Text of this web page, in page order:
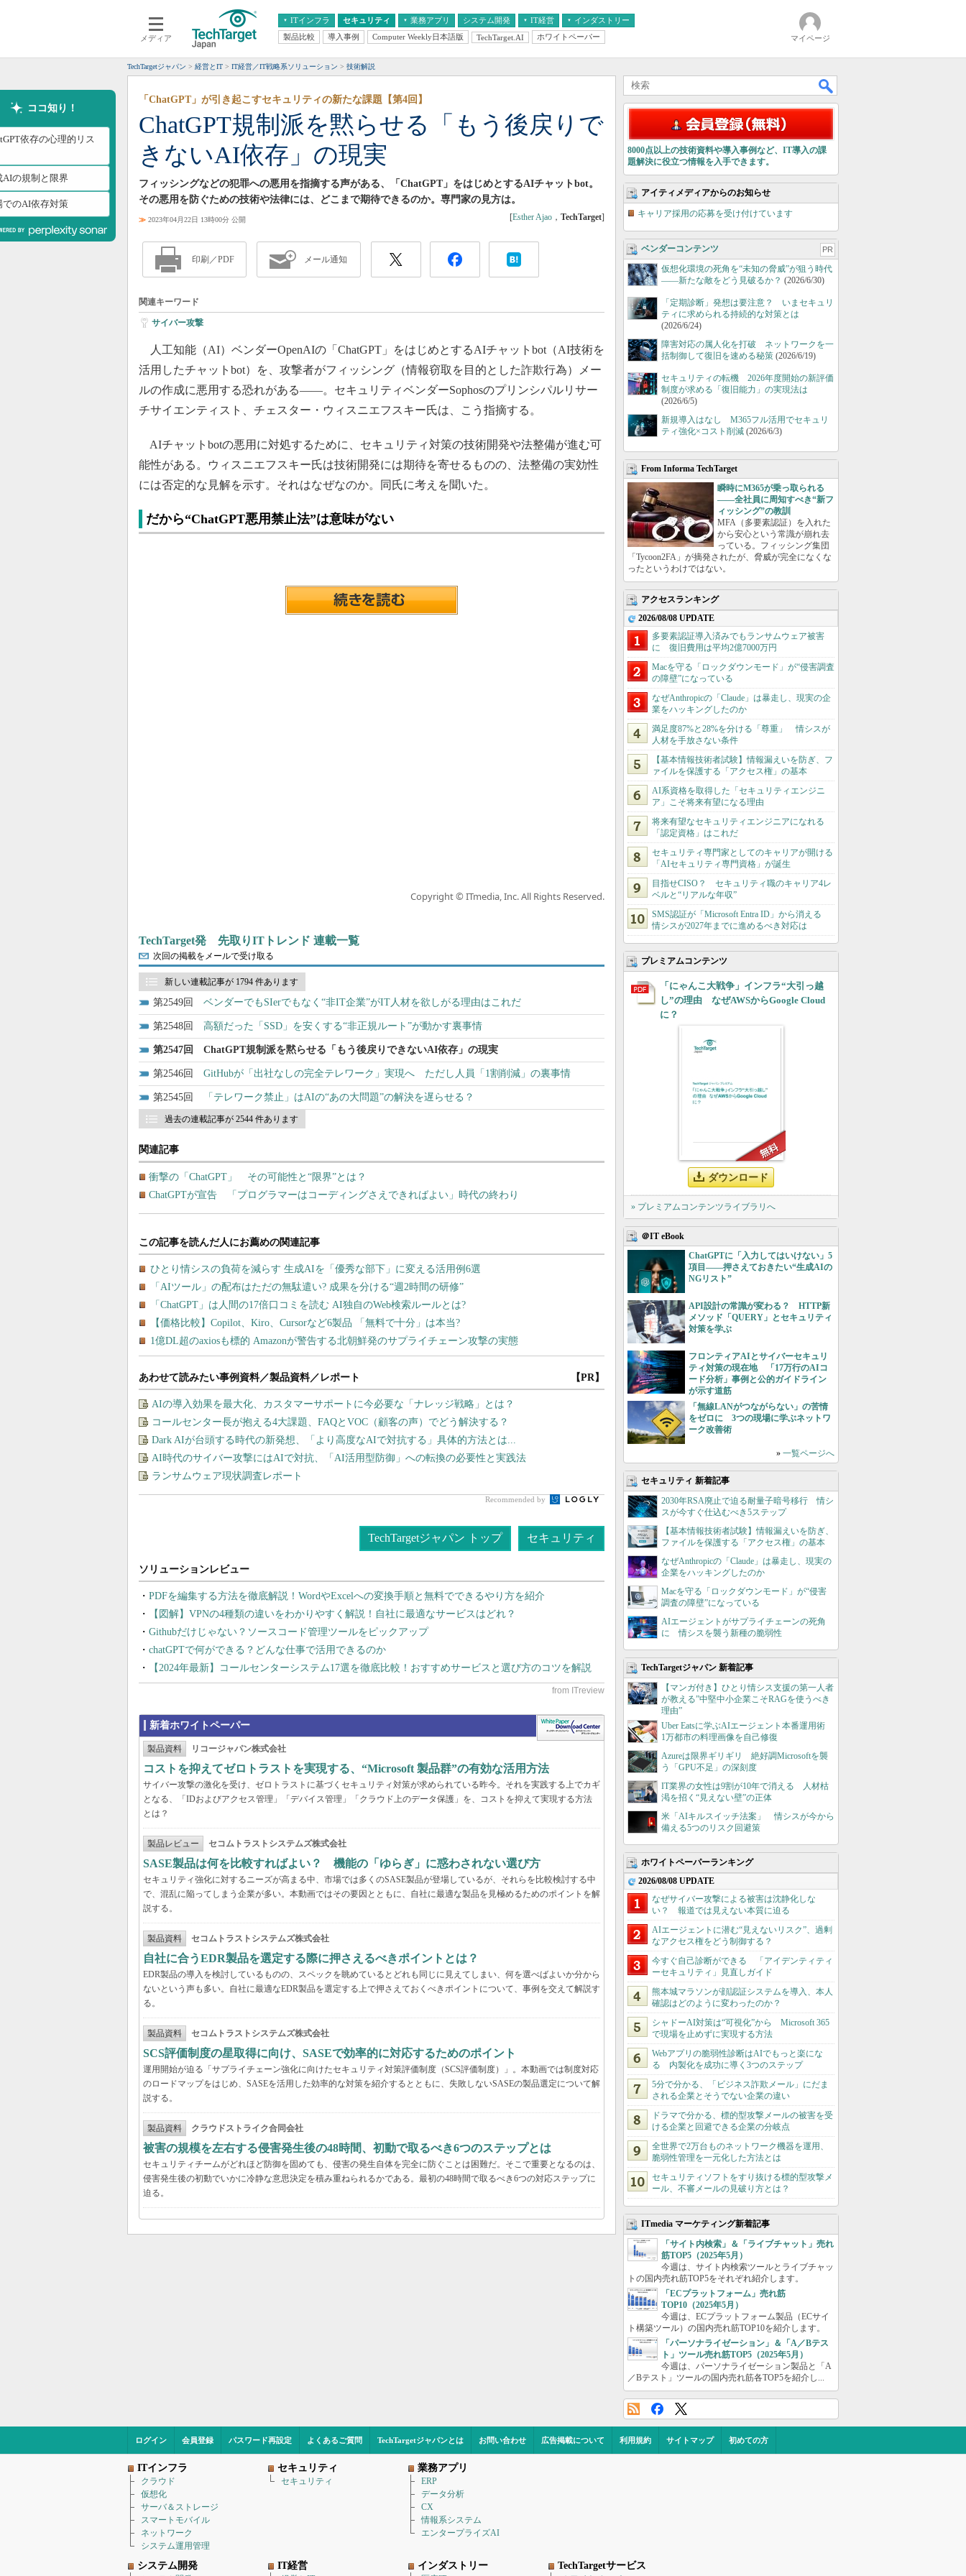
メディア
ITインフラ
クラウド
スマートモバイル
ネットワーク
システム運用管理
セキュリティ 業務アプリ
エンタープライズAI
ERP
CX
情報系システム
システム開発 IT経営
経営とIT
インダストリー
医療IT
製品比較 導入事例 Computer Weekly日本語版 TechTarget.AI ホワイトペーパー マイページ
TechTargetジャパン 経営とIT IT経営／IT戦略系ソリューション 技術解説
ココ知り！
依存の心理的リス
AIの規制と限界
でのAI依存対策
ChatGPT規制派を黙らせる「もう後戻りで
きないAI依存」の現実
「ChatGPT」が引き起こすセキュリティの新たな課題【第4回】
フィッシングなどの犯罪への悪用を指摘する声がある、「ChatGPT」をはじめとするAIチャットbot。
その悪用を防ぐための技術や法律には、どこまで期待できるのか。専門家の見方は。
≫ 2023年04月22日 13時00分 公開 [Esther Ajao ， TechTarget]
印刷／PDF メール通知
関連キーワード
サイバー攻撃
人工知能（AI）ベンダーOpenAIの「ChatGPT」をはじめとするAIチャットbot（AI技術を
活用したチャットbot）を、攻撃者がフィッシング（情報窃取を目的とした詐欺行為）メー
ルの作成に悪用する恐れがある――。セキュリティベンダーSophosのプリンシパルリサー
チサイエンティスト、チェスター・ウィスニエフスキー氏は、こう指摘する。
AIチャットbotの悪用に対処するために、セキュリティ対策の技術開発や法整備が進む可
能性がある。ウィスニエフスキー氏は技術開発には期待を寄せるものの、法整備の実効性
には否定的な見解を示す。それはなぜなのか。同氏に考えを聞いた。
だから“ChatGPT悪用禁止法”は意味がない
Copyright © ITmedia, Inc. All Rights Reserved.
TechTarget発 先取りITトレンド 連載一覧
次回の掲載をメールで受け取る
新しい連載記事が 1794 件あります
2549 ベンダーでもSIerでもなく“非IT企業”がIT人材を欲しがる理由はこれだ
2548 高額だった「SSD」を安くする“非正規ルート”が動かす裏事情
2547 ChatGPT規制派を黙らせる「もう後戻りできないAI依存」の現実
2546 GitHubが「出社なしの完全テレワーク」実現へ ただし人員「1割削減」の裏事情
2545 「テレワーク禁止」はAIの“あの大問題”の解決を遅らせる？
過去の連載記事が 2544 件あります
関連記事
衝撃の「ChatGPT」 その可能性と“限界”とは？
ChatGPTが宣告 「プログラマーはコーディングさえできればよい」時代の終わり
あわせて読みたい事例資料／製品資料／レポート 【PR】
AIの導入効果を最大化、カスタマーサポートに今必要な「ナレッジ戦略」とは？
コールセンター長が抱える4大課題、FAQとVOC（顧客の声）でどう解決する？
Dark AIが台頭する時代の新発想、「より高度なAIで対抗する」具体的方法とは...
AI時代のサイバー攻撃にはAIで対抗、「AI活用型防御」への転換の必要性と実践法
ランサムウェア現状調査レポート
Recommended by
TechTargetジャパン トップ セキュリティ
PDFを編集する方法を徹底解説！WordやExcelへの変換手順と無料でできるやり方を紹介
【図解】VPNの4種類の違いをわかりやすく解説！自社に最適なサービスはどれ？
Githubだけじゃない？ソースコード管理ツールをピックアップ
chatGPTで何ができる？どんな仕事で活用できるのか
【2024年最新】コールセンターシステム17選を徹底比較！おすすめサービスと選び方のコツを解説
新着ホワイトペーパー
製品資料 リコージャパン株式会社
コストを抑えてゼロトラストを実現する、“Microsoft 製品群”の有効な活用方法
サイバー攻撃の激化を受け、ゼロトラストに基づくセキュリティ対策が求められている昨今。それを実践する上でカギ
となる、「IDおよびアクセス管理」「デバイス管理」「クラウド上のデータ保護」を、コストを抑えて実現する方法
とは？
製品レビュー セコムトラストシステムズ株式会社
SASE製品は何を比較すればよい？ 機能の「ゆらぎ」に惑わされない選び方
セキュリティ強化に対するニーズが高まる中、市場では多くのSASE製品が登場しているが、それらを比較検討する中
で、混乱に陥ってしまう企業が多い。本動画ではその要因とともに、自社に最適な製品を見極めるためのポイントを解
説する。
製品資料 セコムトラストシステムズ株式会社
自社に合うEDR製品を選定する際に押さえるべきポイントとは？
EDR製品の導入を検討しているものの、スペックを眺めているとどれも同じに見えてしまい、何を選べばよいか分から
ないという声も多い。自社に最適なEDR製品を選定する上で押さえておくべきポイントについて、事例を交えて解説す
る。
製品資料 セコムトラストシステムズ株式会社
SCS評価制度の星取得に向け、SASEで効率的に対応するためのポイント
運用開始が迫る「サプライチェーン強化に向けたセキュリティ対策評価制度（SCS評価制度）」。本動画では制度対応
のロードマップをはじめ、SASEを活用した効率的な対策を紹介するとともに、失敗しないSASEの製品選定について解
説する。
製品資料 クラウドストライク合同会社
被害の規模を左右する侵害発生後の48時間、初動で取るべき6つのステップとは
セキュリティチームがどれほど防御を固めても、侵害の発生自体を完全に防ぐことは困難だ。そこで重要となるのは、
侵害発生後の初動でいかに冷静な意思決定を積み重ねられるかである。最初の48時間で取るべき6つの対応ステップに
迫る。
8000点以上の技術資料や導入事例など、IT導入の課
題解決に役立つ情報を入手できます。
アイティメディアからのお知らせ
キャリア採用の応募を受け付けています
ベンダーコンテンツ PR
仮想化環境の死角を“未知の脅威”が狙う時代
――新たな敵をどう見破るか？ (2026/6/30)
「定期診断」発想は要注意？ いまセキュリ
ティに求められる持続的な対策とは
(2026/6/24)
障害対応の属人化を打破 ネットワークを一
括制御して復旧を速める秘策 (2026/6/19)
セキュリティの転機 2026年度開始の新評価
制度が求める「復旧能力」の実現法は
(2026/6/5)
新規導入はなし M365フル活用でセキュリ
ティ強化×コスト削減 (2026/6/3)
From Informa TechTarget
瞬時にM365が乗っ取られる
――全社員に周知すべき“新フ
ィッシング”の教訓
MFA（多要素認証）を入れた
から安心という常識が崩れ去
っている。フィッシング集団
「Tycoon2FA」が摘発されたが、脅威が完全になくな
ったというわけではない。
アクセスランキング
2026/08/08 UPDATE
多要素認証導入済みでもランサムウェア被害
に 復旧費用は平均2億7000万円
Macを守る「ロックダウンモード」が“侵害調査
の障壁”になっている
なぜAnthropicの「Claude」は暴走し、現実の企
業をハッキングしたのか
満足度87%と28%を分ける「尊重」 情シスが
人材を手放さない条件
【基本情報技術者試験】情報漏えいを防ぎ、フ
ァイルを保護する「アクセス権」の基本
AI系資格を取得した「セキュリティエンジニ
ア」こそ将来有望になる理由
将来有望なセキュリティエンジニアになれる
「認定資格」はこれだ
セキュリティ専門家としてのキャリアが開ける
「AIセキュリティ専門資格」が誕生
目指せCISO？ セキュリティ職のキャリア4レ
ベルと“リアルな年収”
SMS認証が「Microsoft Entra ID」から消える
情シスが2027年までに進めるべき対応は
プレミアムコンテンツ
「にゃんこ大戦争」インフラ“大引っ越
し”の理由 なぜAWSからGoogle Cloud
に？
ダウンロード
» プレミアムコンテンツライブラリへ
＠IT eBook
ChatGPTに「入力してはいけない」5
項目――押さえておきたい“生成AIの
NGリスト”
API設計の常識が変わる？ HTTP新
メソッド「QUERY」とセキュリティ
対策を学ぶ
フロンティアAIとサイバーセキュリ
ティ対策の現在地 「17万行のAIコ
ード分析」事例と公的ガイドライン
が示す道筋
「無線LANがつながらない」の苦情
をゼロに 3つの現場に学ぶネットワ
ーク改善術
» 一覧ページへ
セキュリティ 新着記事
2030年RSA廃止で迫る耐量子暗号移行 情シ
スが今すぐ仕込むべき5ステップ
【基本情報技術者試験】情報漏えいを防ぎ、
ファイルを保護する「アクセス権」の基本
なぜAnthropicの「Claude」は暴走し、現実の
企業をハッキングしたのか
Macを守る「ロックダウンモード」が“侵害
調査の障壁”になっている
AIエージェントがサプライチェーンの死角
に 情シスを襲う新種の脆弱性
TechTargetジャパン 新着記事
【マンガ付き】ひとり情シス支援の第一人者
が教える”中堅中小企業こそRAGを使うべき
理由”
Uber Eatsに学ぶAIエージェント本番運用術
1万都市の料理画像を自己修復
Azureは限界ギリギリ 絶好調Microsoftを襲
う「GPU不足」の深刻度
IT業界の女性は9割が10年で消える 人材枯
渇を招く“見えない壁”の正体
米「AIキルスイッチ法案」 情シスが今から
備える5つのリスク回避策
ホワイトペーパーランキング
2026/08/08 UPDATE
なぜサイバー攻撃による被害は沈静化しな
い？ 報道では見えない本質に迫る
AIエージェントに潜む“見えないリスク”、過剰
なアクセス権をどう制御する？
今すぐ自己診断ができる 「アイデンティティ
ーセキュリティ」見直しガイド
熊本城マラソンが顔認証システムを導入、本人
確認はどのように変わったのか？
シャドーAI対策は“可視化”から Microsoft 365
で現場を止めずに実現する方法
Webアプリの脆弱性診断はAIでもっと楽にな
る 内製化を成功に導く3つのステップ
5分で分かる、「ビジネス詐欺メール」にだま
される企業とそうでない企業の違い
ドラマで分かる、標的型攻撃メールの被害を受
ける企業と回避できる企業の分岐点
全世界で2万台ものネットワーク機器を運用、
脆弱性管理を一元化した方法とは
セキュリティソフトをすり抜ける標的型攻撃メ
ール、不審メールの見破り方とは？
ITmedia マーケティング新着記事
「サイト内検索」＆「ライブチャット」売れ
筋TOP5（2025年5月）
今週は、サイト内検索ツールとライブチャッ
トの国内売れ筋TOP5をそれぞれ紹介します。
「ECプラットフォーム」売れ筋
TOP10（2025年5月）
今週は、ECプラットフォーム製品（ECサイ
ト構築ツール）の国内売れ筋TOP10を紹介します。
「パーソナライゼーション」＆「A／Bテス
ト」ツール売れ筋TOP5（2025年5月）
今週は、パーソナライゼーション製品と「A
／Bテスト」ツールの国内売れ筋各TOP5を紹介し...
ログイン 会員登録 パスワード再設定 よくあるご質問 TechTargetジャパンとは お問い合わせ 広告掲載について 利用規約 サイトマップ 初めての方
ITインフラ
クラウド
仮想化
サーバ＆ストレージ
スマートモバイル
ネットワーク
システム運用管理
セキュリティ
セキュリティ
業務アプリ
ERP
データ分析
CX
情報系システム
エンタープライズAI
システム開発 IT経営 インダストリー TechTargetサービス